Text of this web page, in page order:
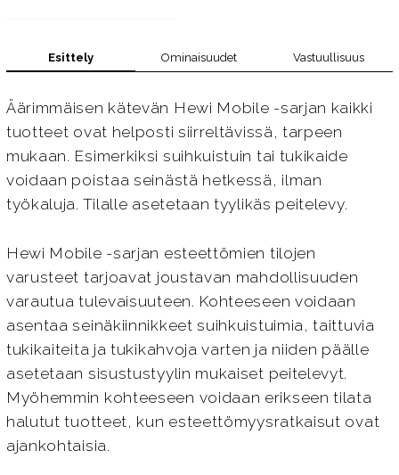
Esittely Ominaisuudet Vastuullisuus
Äärimmäisen kätevän Hewi Mobile -sarjan kaikki
tuotteet ovat helposti siirreltävissä, tarpeen
mukaan. Esimerkiksi suihkuistuin tai tukikaide
voidaan poistaa seinästä hetkessä, ilman
työkaluja. Tilalle asetetaan tyylikäs peitelevy.
Hewi Mobile -sarjan esteettömien tilojen
varusteet tarjoavat joustavan mahdollisuuden
varautua tulevaisuuteen. Kohteeseen voidaan
asentaa seinäkiinnikkeet suihkuistuimia, taittuvia
tukikaiteita ja tukikahvoja varten ja niiden päälle
asetetaan sisustustyylin mukaiset peitelevyt.
Myöhemmin kohteeseen voidaan erikseen tilata
halutut tuotteet, kun esteettömyysratkaisut ovat
ajankohtaisia.